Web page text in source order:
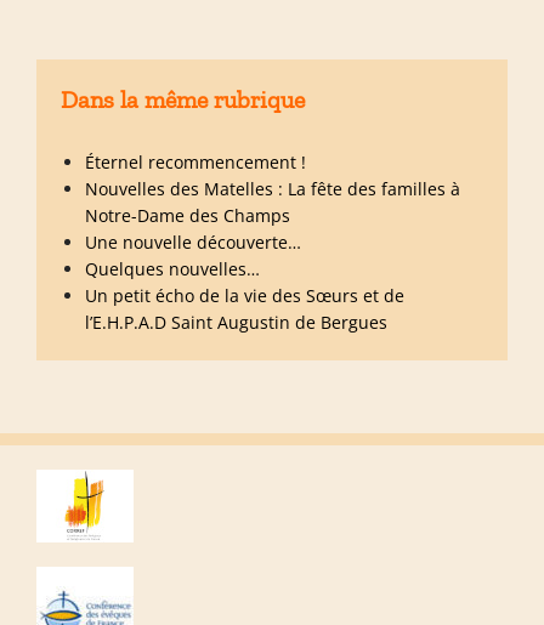
Dans la même rubrique
Éternel recommencement !
Nouvelles des Matelles : La fête des familles à
Notre-Dame des Champs
Une nouvelle découverte…
Quelques nouvelles…
Un petit écho de la vie des Sœurs et de
l’E.H.P.A.D Saint Augustin de Bergues